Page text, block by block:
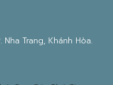
Nha Trang, Khánh Hòa.